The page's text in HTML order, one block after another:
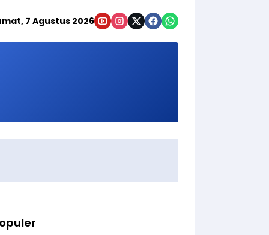
7 Agustus 2026